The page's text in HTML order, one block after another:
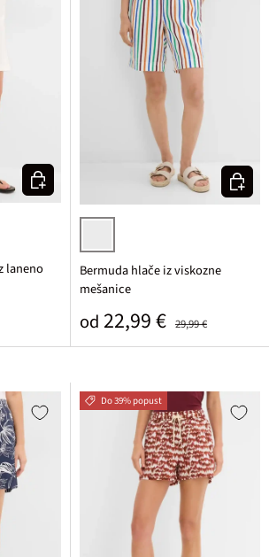
laneno
Izberi varianto
bela/terakota/javorjeva/
Bermuda hlače iz viskozne
mešanice
Prodajna cena
od 22,99 € 29,99 €
Izberi
Do 39% popust